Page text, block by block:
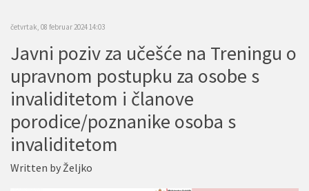
četvrtak, 08 februar 2024 14:03
Javni poziv za učešće na Treningu o
upravnom postupku za osobe s
invaliditetom i članove
porodice/poznanike osoba s
invaliditetom
Written byŽeljko